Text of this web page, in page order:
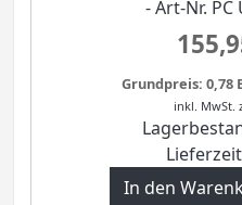
- Art-Nr. PC
Grundpreis: 0,78
inkl. MwSt.
In den